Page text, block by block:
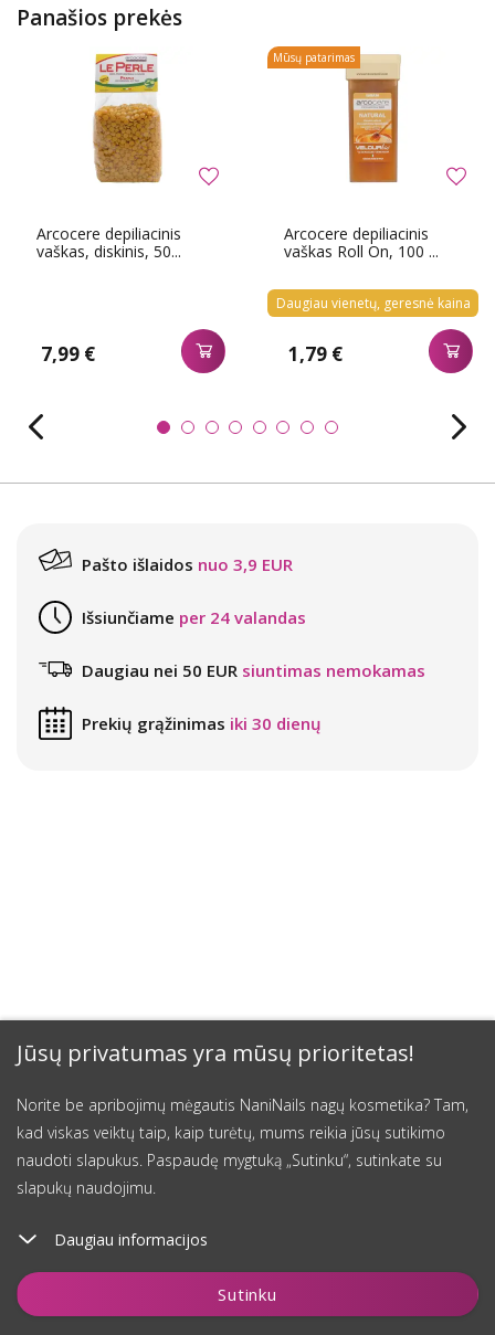
Jūsų privatumas yra mūsų prioritetas!
Norite be apribojimų mėgautis NaniNails nagų kosmetika? Tam,
kad viskas veiktų taip, kaip turėtų, mums reikia jūsų sutikimo
naudoti slapukus. Paspaudę mygtuką „Sutinku“, sutinkate su
slapukų naudojimu.
Daugiau informacijos
Sutinku
Įdėti į krepšelį
Panašios prekės
Arcocere depiliacinis
vaškas, diskinis, 50...
7,99 €
Arcocere depiliacinis
vaškas Roll On, 100 ...
Daugiau vienetų, geresnė kaina
1,79 €
Mūsų patarimas
Pašto išlaidos nuo 3,9 EUR
Išsiunčiame per 24 valandas
Daugiau nei 50 EUR siuntimas nemokamas
Prekių grąžinimas iki 30 dienų